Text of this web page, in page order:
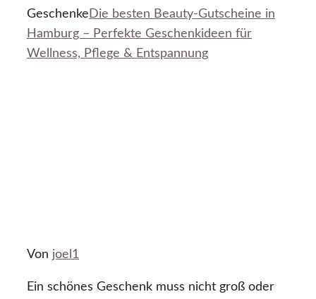
Geschenke Die besten Beauty-Gutscheine in
Hamburg – Perfekte Geschenkideen für
Wellness, Pflege & Entspannung
Von joel1
Ein schönes Geschenk muss nicht groß oder